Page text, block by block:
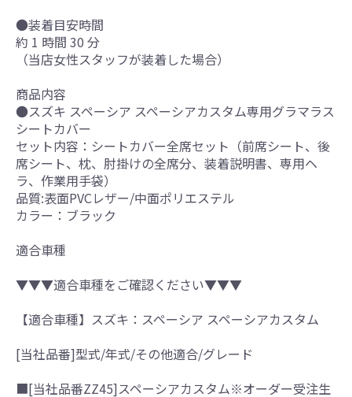
●装着目安時間
約 1 時間 30 分
（当店女性スタッフが装着した場合）
商品内容
●スズキ スペーシア スペーシアカスタム専用グラマラス
シートカバー
セット内容：シートカバー全席セット（前席シート、後
席シート、枕、肘掛けの全席分、装着説明書、専用ヘ
ラ、作業用手袋）
品質:表面PVCレザー/中面ポリエステル
カラー：ブラック
適合車種
▼▼▼適合車種をご確認ください▼▼▼
【適合車種】スズキ：スペーシア スペーシアカスタム
[当社品番]型式/年式/その他適合/グレード
■[当社品番ZZ45]スペーシアカスタム※オーダー受注生